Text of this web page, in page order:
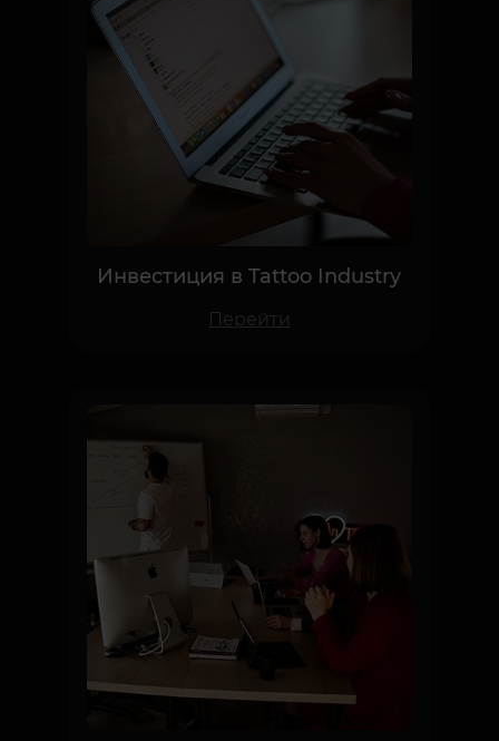
Инвестиция в Tattoo Industry
Перейти
Кризис в тату бизнесе